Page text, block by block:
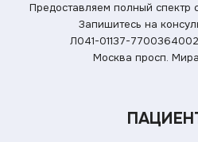
Предоставляем полный спектр
Запишитесь на
Л041-01137-7700364002
Москва просп.